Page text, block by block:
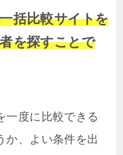
括比較サイトを
を探すことで
一度に比較できる
か、よい条件を出